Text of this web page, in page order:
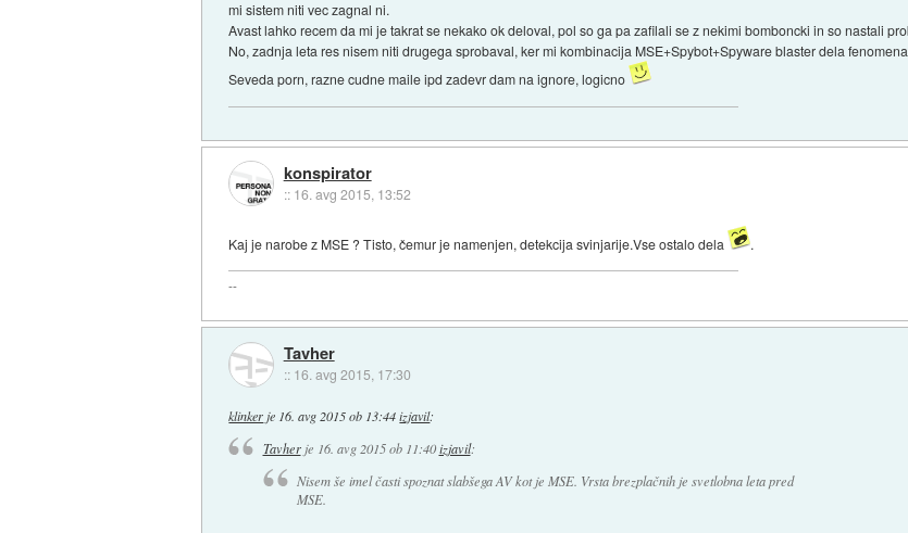
mi sistem niti vec zagnal ni.
Avast lahko recem da mi je takrat se nekako ok deloval, pol so ga pa zafilali se z nekimi bomboncki in so nastali
No, zadnja leta res nisem niti drugega sprobaval, ker mi kombinacija MSE+Spybot+Spyware blaster dela
Seveda porn, razne cudne maile ipd zadevr dam na ignore, logicno
konspirator
:: 16. avg 2015, 13:52
Kaj je narobe z MSE ? Tisto, čemur je namenjen, detekcija svinjarije.Vse ostalo dela .
--
Tavher
:: 16. avg 2015, 17:30
klinker je 16. avg 2015 ob 13:44 izjavil:
Tavherje 16. avg 2015 ob 11:40 izjavil:
Nisem še imel časti spoznat slabšega AV kot je MSE. Vrsta brezplačnih je svetlobna leta pred
MSE.